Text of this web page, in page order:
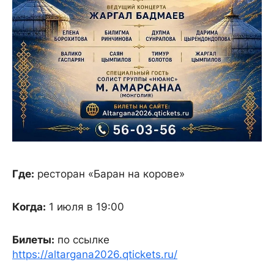
Где: ресторан «Баран на корове»
Когда: 1 июля в 19:00
Билеты: по ссылке
https://altargana2026.qtickets.ru/